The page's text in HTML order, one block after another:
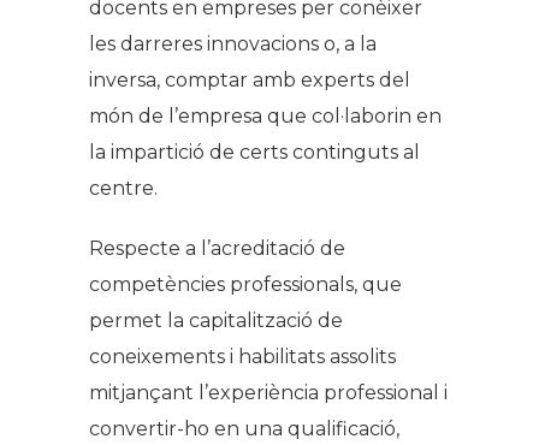
docents en empreses per conèixer
les darreres innovacions o, a la
inversa, comptar amb experts del
món de l’empresa que col·laborin en
la impartició de certs continguts al
centre.
Respecte a l’acreditació de
competències professionals, que
permet la capitalització de
coneixements i habilitats assolits
mitjançant l’experiència professional i
convertir-ho en una qualificació,